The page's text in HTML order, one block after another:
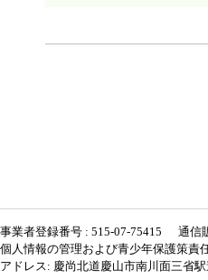
事業者登録番号 : 515-07-75415 通信
個人情報の管理および青少年保護策
アドレス: 慶尚北道慶山市南川面三省